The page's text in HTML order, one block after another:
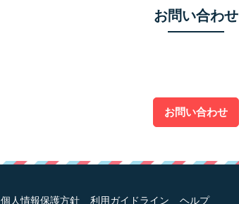
お問い合わせ
お問い合わせ
個人情報保護方針 利用ガイドライン ヘルプ